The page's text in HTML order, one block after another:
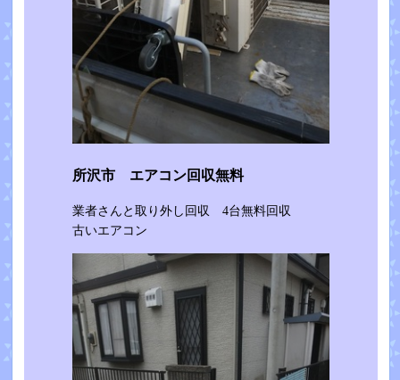
所沢市 エアコン回収無料
業者さんと取り外し回収 4台無料回収
古いエアコン